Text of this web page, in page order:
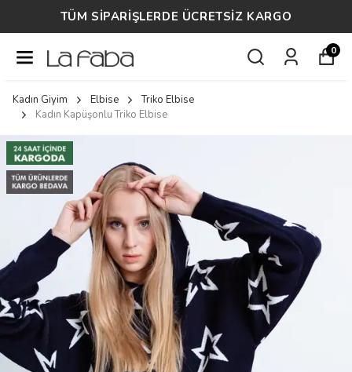
TÜM SİPARİŞLERDE ÜCRETSİZ KARGO
0
Kadın Giyim Elbise
Triko Elbise
Kadın Kapüşonlu Triko Elbise